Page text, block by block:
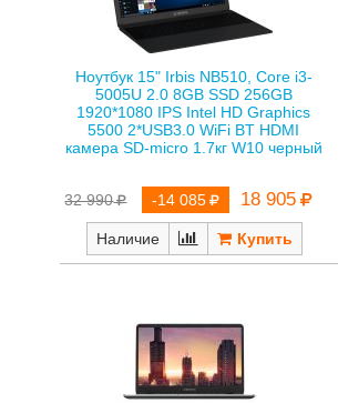
Ноутбук 15" Irbis NB510, Core i3-
5005U 2.0 8GB SSD 256GB
1920*1080 IPS Intel HD Graphics
5500 2*USB3.0 WiFi BT HDMI
камера SD-micro 1.7кг W10 черный
32 990 -14 085 18 905
Наличие